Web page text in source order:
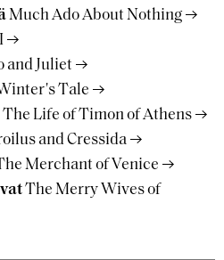
Much Ado About Nothing
and Juliet
Tale
The Life of Timon of Athens
and Cressida
Merchant of Venice
The Merry Wives of